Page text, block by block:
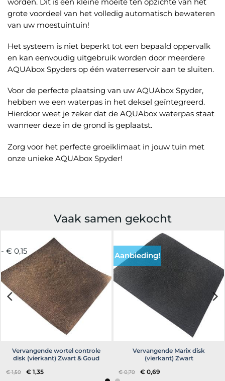
worden. Dit is een kleine moeite ten opzichte van het
grote voordeel van het volledig automatisch bewateren
van uw moestuintuin!
Het systeem is niet beperkt tot een bepaald oppervalk
en kan eenvoudig uitgebruik worden door meerdere
AQUAbox Spyders op één waterreservoir aan te sluiten.
Voor de perfecte plaatsing van uw AQUAbox Spyder,
hebben we een waterpas in het deksel geïntegreerd.
Hierdoor weet je zeker dat de AQUAbox waterpas staat
wanneer deze in de grond is geplaatst.
Zorg voor het perfecte groeiklimaat in jouw tuin met
onze unieke AQUAbox Spyder!
Vaak samen gekocht
- € 0,15
Vervangende wortel controle
disk (vierkant) Zwart & Goud
€1,50 Oorspronkelijke
prijs
€ 1,35Huidige
Aanbieding!
Vervangende Marix disk
(vierkant) Zwart
€0,70 Oorspronkelijke
prijs
€ 0,69